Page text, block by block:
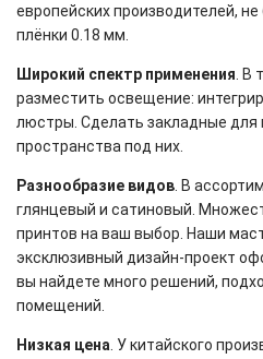
европейских производителей,
плёнки 0.18 мм.
Широкий спектр применения .
разместить освещение:
люстры. Сделать закладные для
пространства под них.
Разнообразие видов . В
глянцевый и сатиновый.
принтов на ваш выбор. Наши
эксклюзивный дизайн-проект
вы найдете много решений,
помещений.
Низкая цена . У китайского